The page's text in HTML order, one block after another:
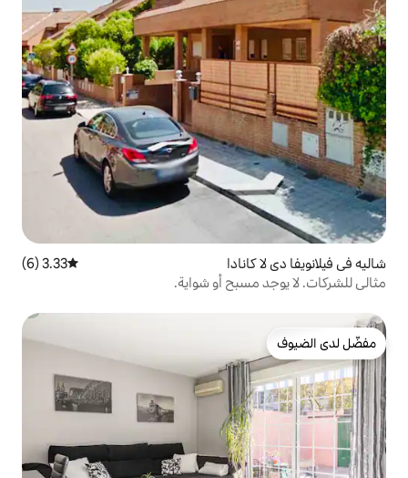
متوسط التقييم 3.33 من 5، 6 مراجعات
أو شواية.